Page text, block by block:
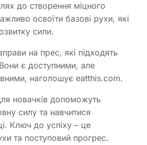
до створення міцного
освоїти базові рухи, які
сили.
на прес, які підходять
є доступними, але
наголошує eatthis.com.
новачків допоможуть
силу та навчитися
Ключ до успіху – це
та поступовий прогрес.